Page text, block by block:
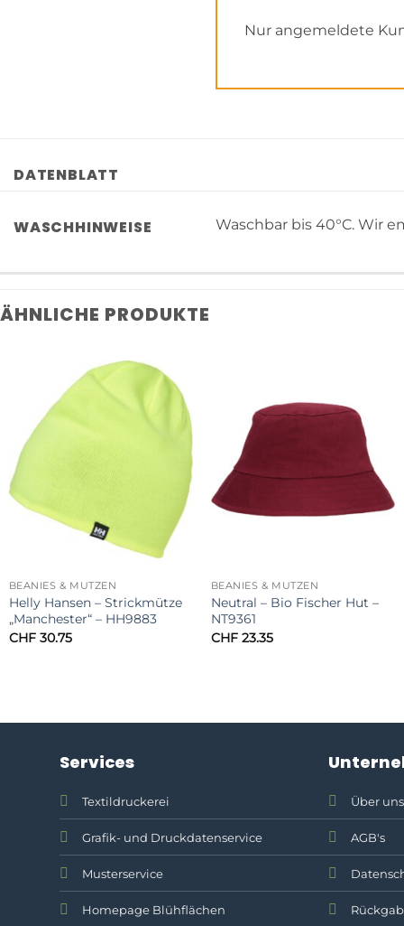
Nur angemeldete
DATENBLATT
WASCHHINWEISE Waschbar bis 40°C. Wir
ÄHNLICHE PRODUKTE
BEANIES & MÜTZEN
Helly Hansen – Strickmütze
„Manchester“ – HH9883
CHF30.75
BEANIES & MÜTZEN
Neutral – Bio Fischer Hut –
NT9361
CHF23.35
Services
Textildruckerei
Grafik- und Druckdatenservice
Musterservice
Homepage Blühflächen
Über uns
AGB's